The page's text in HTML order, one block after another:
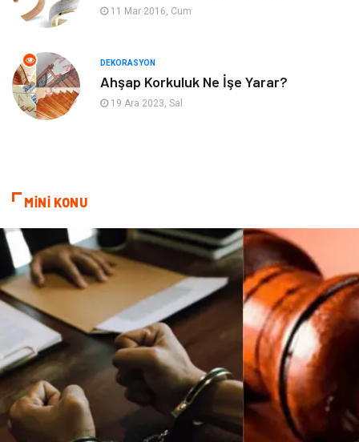
Nakliyat Telekomünikasyon
Maden ve Metal
Plastik
Pazarlama Gençlik
Kiralama Servisleri Dernekler ve Birlikler
Kültür
11 Mar 2016, Cum
DEKORASYON
Ahşap Korkuluk Ne İşe Yarar?
19 Ara 2023, Sal
MİNİ KONU